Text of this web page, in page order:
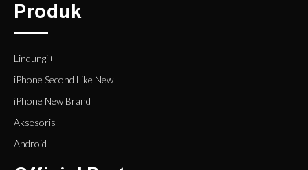
Produk
Lindungi+
iPhone Second Like New
iPhone New Brand
Aksesoris
Android